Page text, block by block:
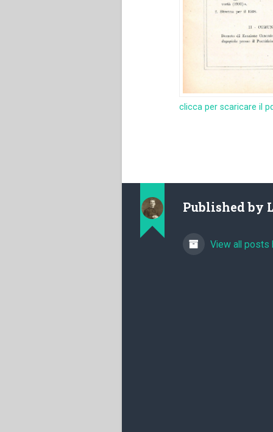
clicca per scaricare il
Published by
View all posts